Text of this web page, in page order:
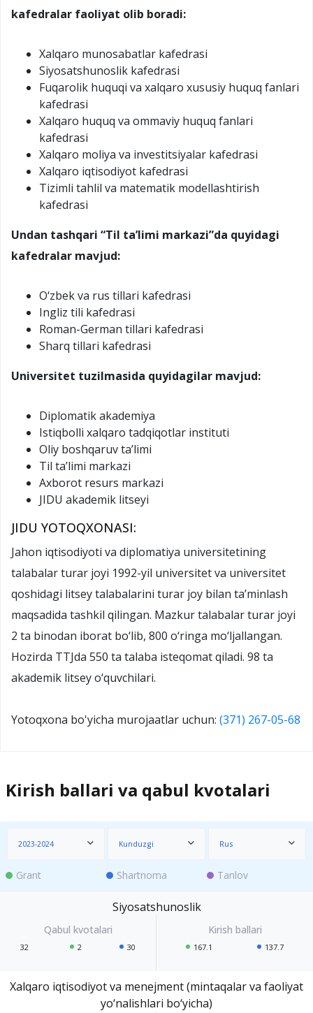
kafedralar faoliyat olib boradi:
Xalqaro munosabatlar kafedrasi
Siyosatshunoslik kafedrasi
Fuqarolik huquqi va xalqaro xususiy huquq fanlari
kafedrasi
Xalqaro huquq va ommaviy huquq fanlari
kafedrasi
Xalqaro moliya va investitsiyalar kafedrasi
Xalqaro iqtisodiyot kafedrasi
Tizimli tahlil va matematik modellashtirish
kafedrasi
Undan tashqari “Til ta’limi markazi”da quyidagi
kafedralar mavjud:
O‘zbek va rus tillari kafedrasi
Ingliz tili kafedrasi
Roman-German tillari kafedrasi
Sharq tillari kafedrasi
Universitet tuzilmasida quyidagilar mavjud:
Diplomatik akademiya
Istiqbolli xalqaro tadqiqotlar instituti
Oliy boshqaruv ta’limi
Til ta’limi markazi
Axborot resurs markazi
JIDU akademik litseyi
JIDU YOTOQXONASI:
Jahon iqtisodiyoti va diplomatiya universitetining
talabalar turar joyi 1992-yil universitet va universitet
qoshidagi litsey talabalarini turar joy bilan ta’minlash
maqsadida tashkil qilingan. Mazkur talabalar turar joyi
2 ta binodan iborat bo‘lib, 800 o‘ringa mo‘ljallangan.
Hozirda TTJda 550 ta talaba isteqomat qiladi. 98 ta
akademik litsey o‘quvchilari.
Yotoqxona bo'yicha murojaatlar uchun: (371) 267-05-68
Kirish ballari va qabul kvotalari
2023-2024 Kunduzgi Rus
Grant Shartnoma Tanlov
Siyosatshunoslik
32 2 30 167.1 137.7
Xalqaro iqtisodiyot va menejment (mintaqalar va faoliyat
yo‘nalishlari bo‘yicha)